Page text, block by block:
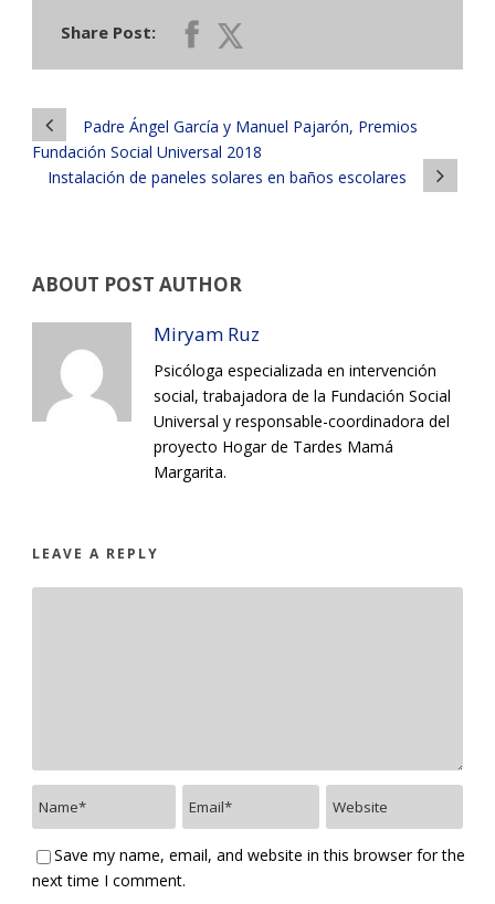
Share Post:
Padre Ángel García y Manuel Pajarón, Premios
Fundación Social Universal 2018
Instalación de paneles solares en baños escolares
ABOUT POST AUTHOR
Miryam Ruz
Psicóloga especializada en intervención
social, trabajadora de la Fundación Social
Universal y responsable-coordinadora del
proyecto Hogar de Tardes Mamá
Margarita.
LEAVE A REPLY
Save my name, email, and website in this browser for the
next time I comment.